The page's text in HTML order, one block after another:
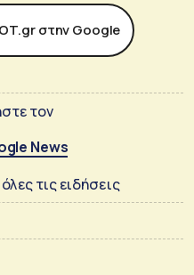
στην Google
τον
News
τις ειδήσεις